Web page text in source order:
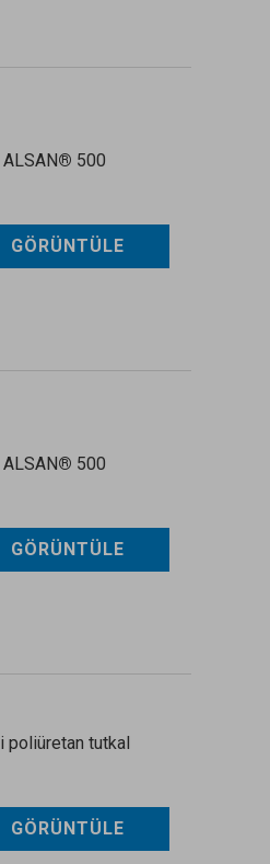
® 500
GÖRÜNTÜLE
® 500
GÖRÜNTÜLE
poliüretan tutkal
GÖRÜNTÜLE